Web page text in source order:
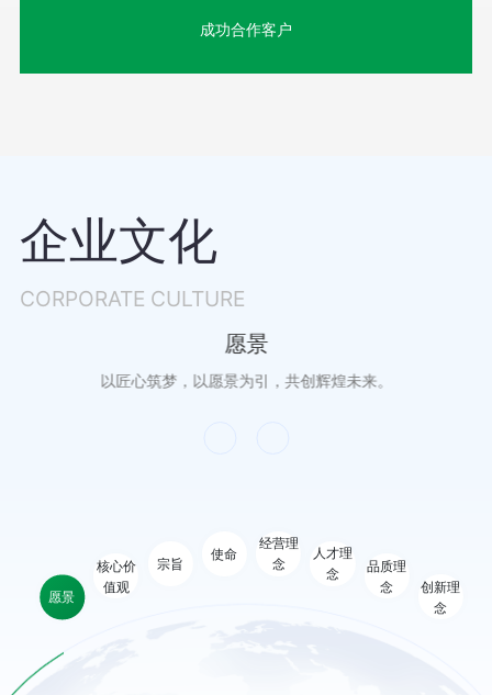
成功合作客户
企业文化
CORPORATE CULTURE
愿景
核心价
值观
宗旨
使命
经营理
念
人才理
念
品质理
念
创新理
念
愿景
以匠心筑梦，以愿景为引，共创辉煌未来。